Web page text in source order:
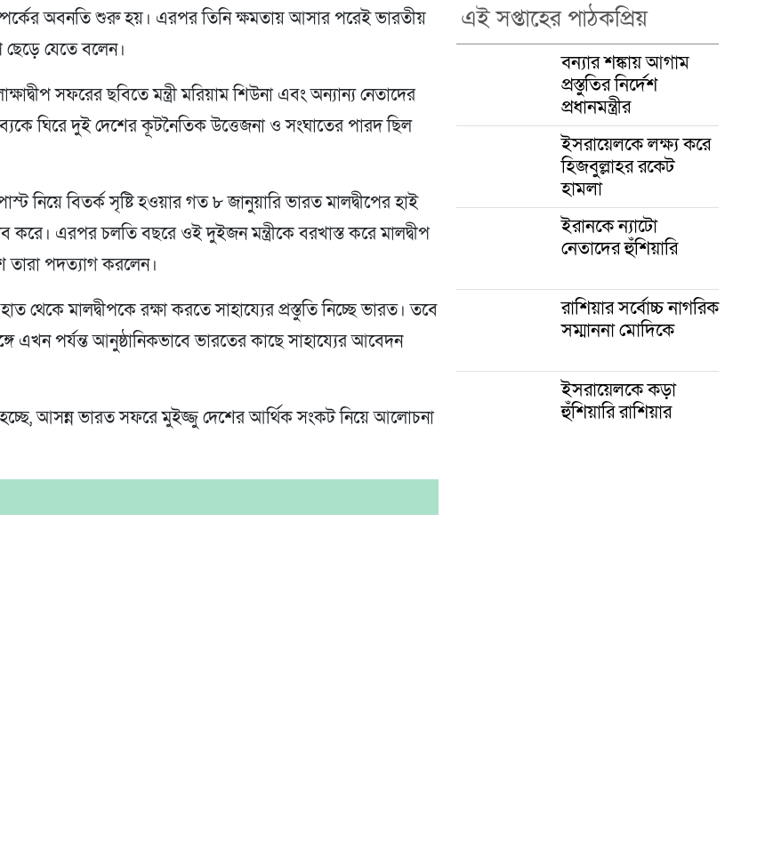
অবনতি শুরু হয়। এরপর তিনি ক্ষমতায় আসার পরেই ভারতীয়
ছেড়ে যেতে বলেন।
সফরের ছবিতে মন্ত্রী মরিয়াম শিউনা এবং অন্যান্য নেতাদের
ঘিরে দুই দেশের কূটনৈতিক উত্তেজনা ও সংঘাতের পারদ ছিল
নিয়ে বিতর্ক সৃষ্টি হওয়ার গত ৮ জানুয়ারি ভারত মালদ্বীপের হাই
করে। এরপর চলতি বছরে ওই দুইজন মন্ত্রীকে বরখাস্ত করে মালদ্বীপ
তারা পদত্যাগ করলেন।
থেকে মালদ্বীপকে রক্ষা করতে সাহায্যের প্রস্তুতি নিচ্ছে ভারত। তবে
এখন পর্যন্ত আনুষ্ঠানিকভাবে ভারতের কাছে সাহায্যের আবেদন
আসন্ন ভারত সফরে মুইজ্জু দেশের আর্থিক সংকট নিয়ে আলোচনা
এই সপ্তাহের পাঠকপ্রিয়
বন্যার শঙ্কায় আগাম
প্রস্তুতির নির্দেশ
প্রধানমন্ত্রীর
ইসরায়েলকে লক্ষ্য করে
হিজবুল্লাহর রকেট
হামলা
ইরানকে ন্যাটো
নেতাদের হুঁশিয়ারি
রাশিয়ার সর্বোচ্চ নাগরিক
সম্মাননা মোদিকে
ইসরায়েলকে কড়া
হুঁশিয়ারি রাশিয়ার